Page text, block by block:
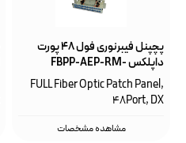
پچپنل فیبرنوری فول ۴۸ پورت
داپلکس FBPP-AEP-RM-
48SCT-BK
FULL Fiber Optic Patch Panel,
48Port, DX
مشاهده مشخصات